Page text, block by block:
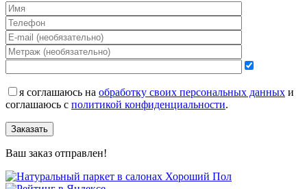
я соглашаюсь на обработку своих персональных данных и
соглашаюсь с политикой конфиденциальности.
Заказать
Ваш заказ отправлен!